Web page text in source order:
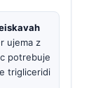
ujema z
potrebuje
trigliceridi